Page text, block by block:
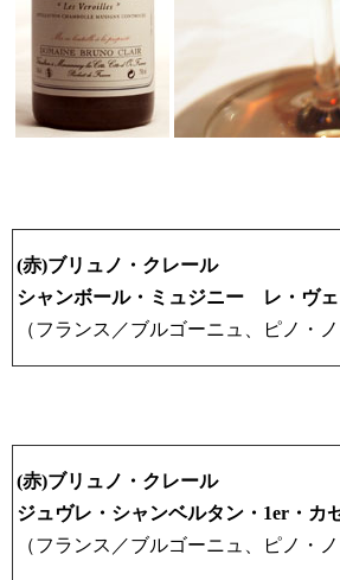
(赤)ブリュノ・クレール
シャンボール・ミュジニー レ・ヴ
（フランス／ブルゴーニュ、ピノ・
(赤)ブリュノ・クレール
ジュヴレ・シャンベルタン・1er・
（フランス／ブルゴーニュ、ピノ・